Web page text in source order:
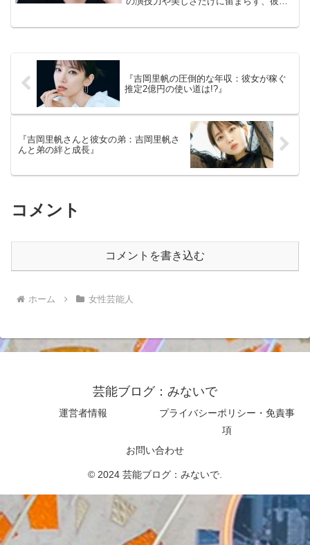
『吉岡里帆の圧倒的な年収：彼女が稼ぐ
推定2億円の使い道は!?』
『吉岡里帆さんと彼女の弟：吉岡里帆さ
んと弟の絆と成長』
コメント
コメントを書き込む
ホーム 女性芸能人
芸能ブログ：みないで
運営者情報
プライバシーポリシー・免責事
項
お問い合わせ
© 2024 芸能ブログ：みないで.